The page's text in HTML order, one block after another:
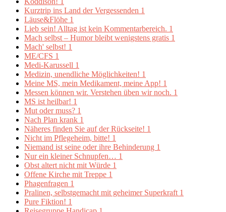
Kurztrip ins Land der Vergessenden 1
Läuse&Flöhe 1
Lieb sein! Alltag ist kein Kommentarbereich. 1
Mach selbst – Humor bleibt wenigstens gratis 1
Mach' selbst! 1
ME/CFS 1
Medi-Karussell 1
Medizin, unendliche Möglichkeiten! 1
Meine MS, mein Medikament, meine App! 1
Messen können wir. Verstehen üben wir noch. 1
MS ist heilbar! 1
Mut oder muss? 1
Nach Plan krank 1
Näheres finden Sie auf der Rückseite! 1
Nicht im Pflegeheim, bitte! 1
Niemand ist seine oder ihre Behinderung 1
Nur ein kleiner Schnupfen… 1
Obst altert nicht mit Würde 1
Offene Kirche mit Treppe 1
Phagenfragen 1
Pralinen, selbstgemacht mit geheimer Superkraft 1
Pure Fiktion! 1